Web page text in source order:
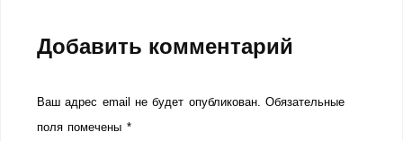
Добавить комментарий
Ваш адрес email не будет опубликован. Обязательные
поля помечены *